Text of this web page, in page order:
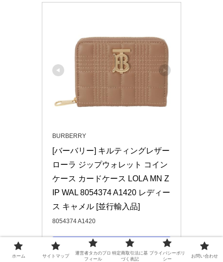
BURBERRY
[バーバリー] キルティングレザー
ローラ ジップウォレット コイン
ケース カードケース LOLA MN Z
IP WAL 8054374 A1420 レディー
ス キャメル [並行輸入品]
8054374 A1420
Amazonで見る
ホーム サイトマップ
運営者タカのプロ
フィール
特定商取引法に基
づく表記
プライバシーポリ
シー
お問い合わせ